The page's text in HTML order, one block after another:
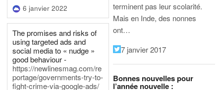
6 janvier 2022
The promises and risks of
using targeted ads and
social media to « nudge »
good behaviour -
https://newlinesmag.com/re
portage/governments-try-to-
fight-crime-via-google-ads/
terminent pas leur scolarité.
Mais en Inde, des nonnes
ont…
7 janvier 2017
Bonnes nouvelles pour
l’année nouvelle :